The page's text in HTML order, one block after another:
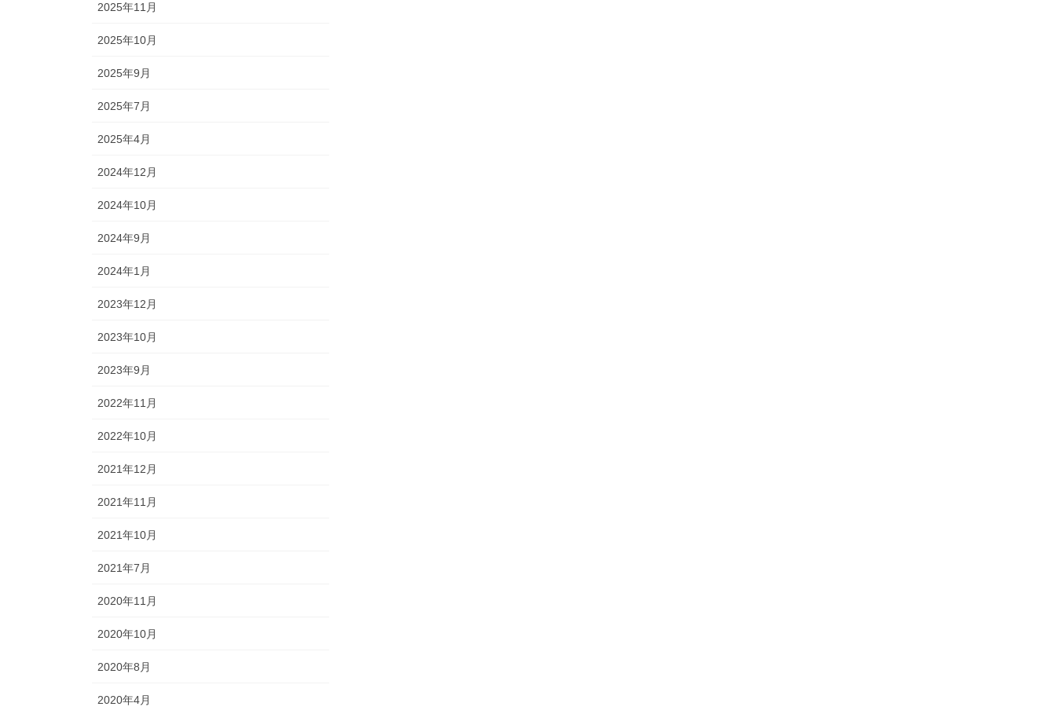
2025年11月
2025年10月
2025年9月
2025年7月
2025年4月
2024年12月
2024年10月
2024年9月
2024年1月
2023年12月
2023年10月
2023年9月
2022年11月
2022年10月
2021年12月
2021年11月
2021年10月
2021年7月
2020年11月
2020年10月
2020年8月
2020年4月